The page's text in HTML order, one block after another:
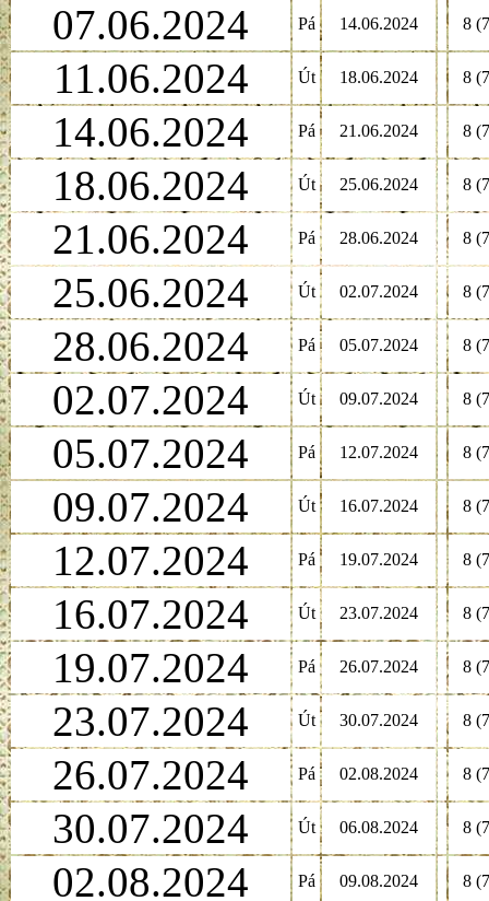
07.06.2024 Pá 14.06.2024 8
11.06.2024 Út 18.06.2024 8
14.06.2024 Pá 21.06.2024 8
18.06.2024 Út 25.06.2024 8
21.06.2024 Pá 28.06.2024 8
25.06.2024 Út 02.07.2024 8
28.06.2024 Pá 05.07.2024 8
02.07.2024 Út 09.07.2024 8
05.07.2024 Pá 12.07.2024 8
09.07.2024 Út 16.07.2024 8
12.07.2024 Pá 19.07.2024 8
16.07.2024 Út 23.07.2024 8
19.07.2024 Pá 26.07.2024 8
23.07.2024 Út 30.07.2024 8
26.07.2024 Pá 02.08.2024 8
30.07.2024 Út 06.08.2024 8
02.08.2024 Pá 09.08.2024 8